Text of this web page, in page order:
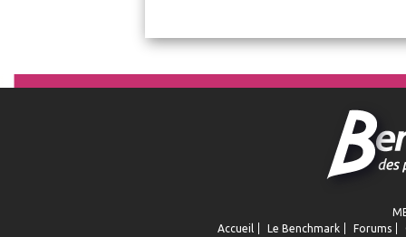
Accueil
Le Benchmark Forums